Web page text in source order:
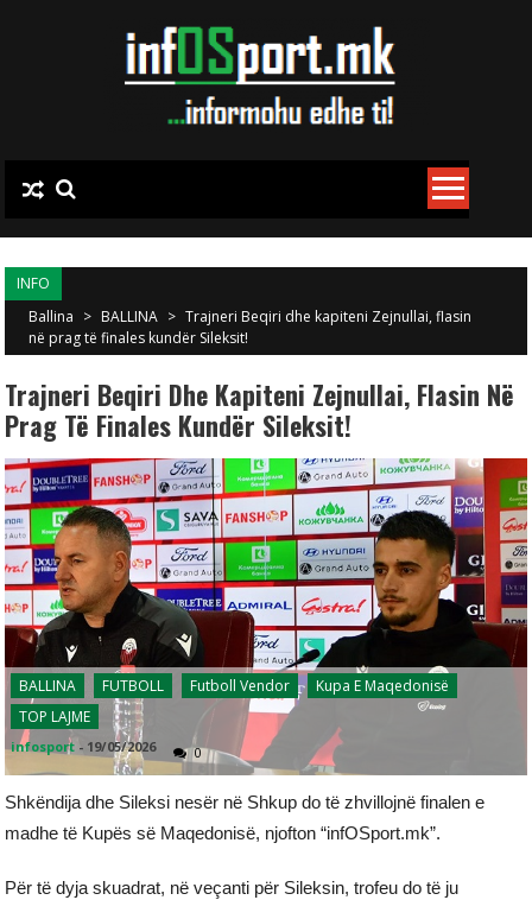
INFO
Ballina > BALLINA > Trajneri Beqiri dhe kapiteni Zejnullai, flasin
në prag të finales kundër Sileksit!
Trajneri Beqiri Dhe Kapiteni Zejnullai, Flasin Në
Prag Të Finales Kundër Sileksit!
BALLINA FUTBOLL Futboll Vendor
Kupa E Maqedonisë
TOP LAJME
infosport - 19/05/2026 0
Shkëndija dhe Sileksi nesër në Shkup do të zhvillojnë finalen e
madhe të Kupës së Maqedonisë, njofton “infOSport.mk”.
Për të dyja skuadrat, në veçanti për Sileksin, trofeu do të ju